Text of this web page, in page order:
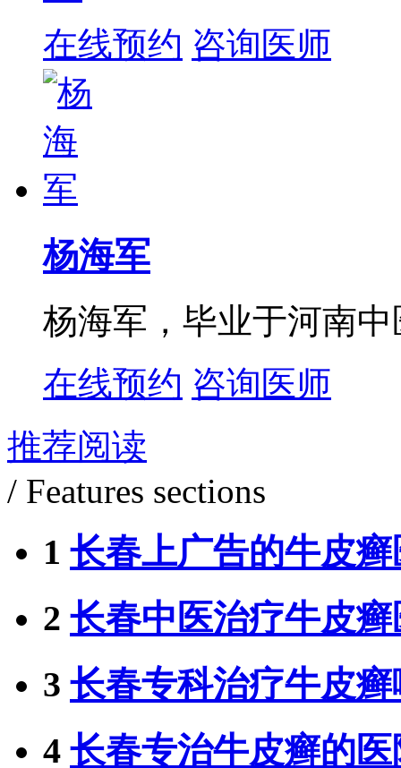
在线预约 咨询医师
杨海军
杨海军，毕业于河南
在线预约 咨询医师
推荐阅读
/ Features sections
1 长春上广告的牛皮癣
2 长春中医治疗牛皮癣
3 长春专科治疗牛皮
4 长春专治牛皮癣的